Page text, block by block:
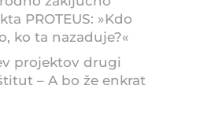
PROTEUS: »Kdo
ko ta nazaduje?«
projektov drugi
– A bo že enkrat